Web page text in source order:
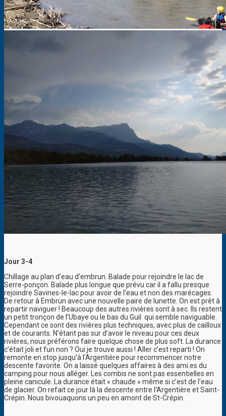
Jour 3-4
Chillage au plan d’eau d’embrun. Balade pour rejoindre le lac de
Serre-ponçon. Balade plus longue que prévu car il a fallu presque
rejoindre Savines-le-lac pour avoir de l’eau et non des marécages.
De retour à Embrun avec une nouvelle paire de lunette. On est prêt à
repartir naviguer ! Beaucoup des autres rivières sont à sec. Ils restent
un petit tronçon de l’Ubaye ou le bas du Guil qui semble naviguable.
Cependant ce sont des rivières plus techniques, avec plus de cailloux
et de courants. N’étant pas sur d’avoir le niveau pour ces deux
rivières, nous préférons faire quelque chose de plus soft. La durance
c’était joli et fun non ? Oui je trouve aussi ! Aller c’est reparti ! On
remonte en stop jusqu’à l’Argentière pour recommencer notre
descente favorite. On a laissé quelques affaires à des ami.es du
camping pour nous alléger. Les combis ne sont pas essentielles en
pleine canicule. La durance était « chaude » même si c’est de l’eau
de glacier. On refait ce jour là la descente entre l’Argentière et Saint-
Crépin. Nous bivouaquons un peu en amont de St-Crépin.